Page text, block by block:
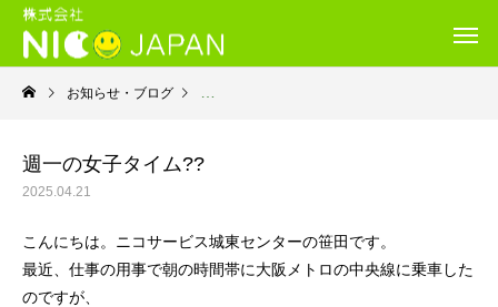
お知らせ・ブログ 就労移行支援・ニコサービス城東センター
週一の女子タイム??
2025.04.21
こんにちは。ニコサービス城東センターの笹田です。
最近、仕事の用事で朝の時間帯に大阪メトロの中央線に乗車した
のですが、